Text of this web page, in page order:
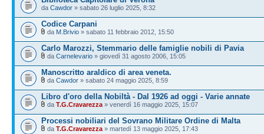
da Cawdor » sabato 26 luglio 2025, 8:32
Codice Carpani
da M.Brivio » sabato 11 febbraio 2012, 15:50
Carlo Marozzi, Stemmario delle famiglie nobili di Pavia
da Carnelevario » giovedì 31 agosto 2006, 15:05
Manoscritto araldico di area veneta.
da Cawdor » sabato 24 maggio 2025, 8:59
Libro d'oro della Nobiltà - Dal 1926 ad oggi - Varie annate
da T.G.Cravarezza » venerdì 16 maggio 2025, 15:07
Processi nobiliari del Sovrano Militare Ordine di Malta
da T.G.Cravarezza » martedì 13 maggio 2025, 17:43